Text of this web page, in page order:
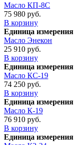
Масло КП-8С
75 980 руб.
В корзину
Единица измерения
Масло Энекон
25 910 руб.
В корзину
Единица измерения
Масло КС-19
74 250 руб.
В корзину
Единица измерения
Масло К-19
76 910 руб.
В корзину
Единица измерения